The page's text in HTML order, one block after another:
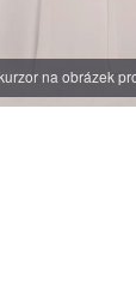
na obrázek